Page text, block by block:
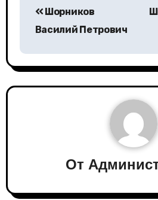
по
записям
Шорников
Василий Петрович
От